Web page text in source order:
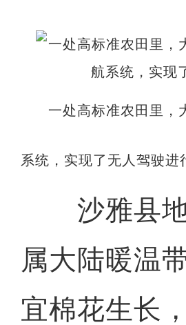
一处高标准农田里，
系统，实现了无人驾驶
沙雅县地
属大陆暖温
宜棉花生长